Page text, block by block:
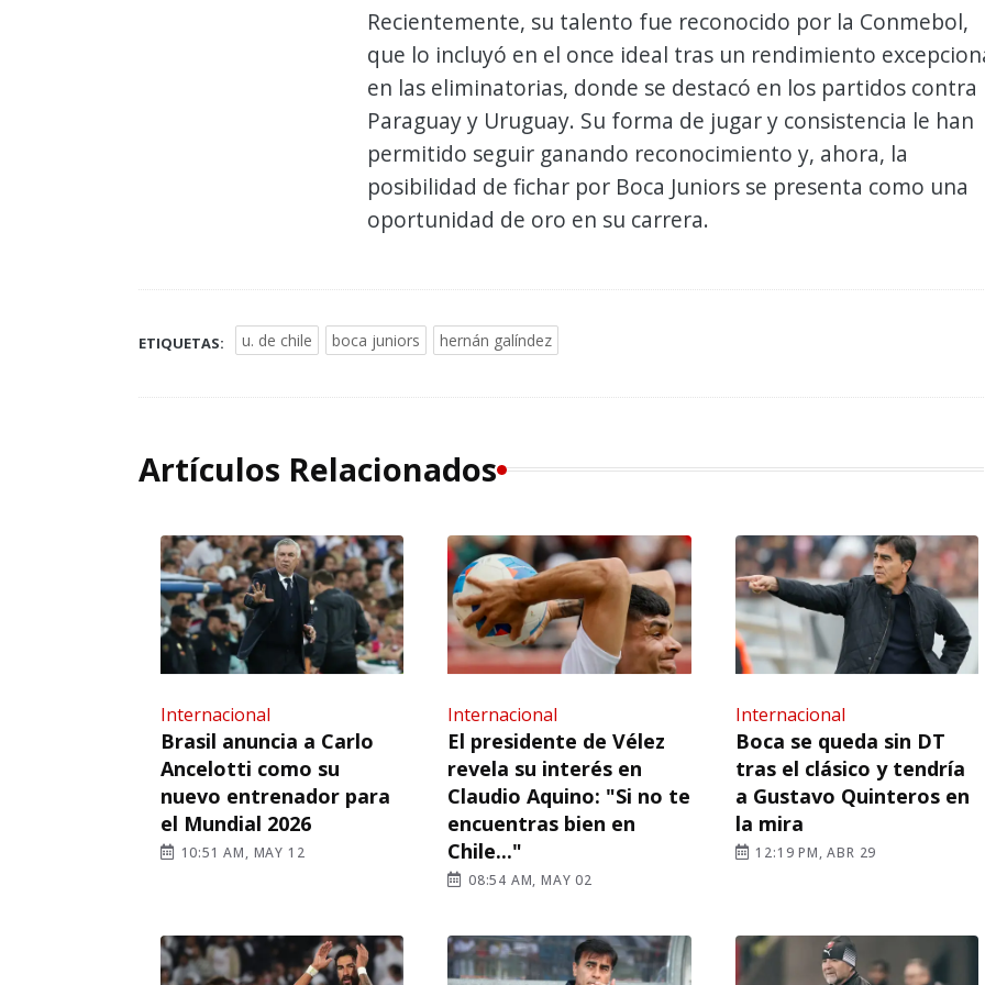
Recientemente, su talento fue reconocido por la Conmebol,
que lo incluyó en el once ideal tras un rendimiento
en las eliminatorias, donde se destacó en los partidos contra
Paraguay y Uruguay. Su forma de jugar y consistencia le han
permitido seguir ganando reconocimiento y, ahora, la
posibilidad de fichar por Boca Juniors se presenta como una
oportunidad de oro en su carrera.
ETIQUETAS: u. de chile boca juniors hernán galíndez
Artículos Relacionados
Internacional
Brasil anuncia a Carlo
Ancelotti como su
nuevo entrenador para
el Mundial 2026
10:51 AM, MAY 12
Internacional
El presidente de Vélez
revela su interés en
Claudio Aquino: "Si no te
encuentras bien en
Chile..."
08:54 AM, MAY 02
Internacional
Boca se queda sin DT
tras el clásico y tendría
a Gustavo Quinteros en
la mira
12:19 PM, ABR 29